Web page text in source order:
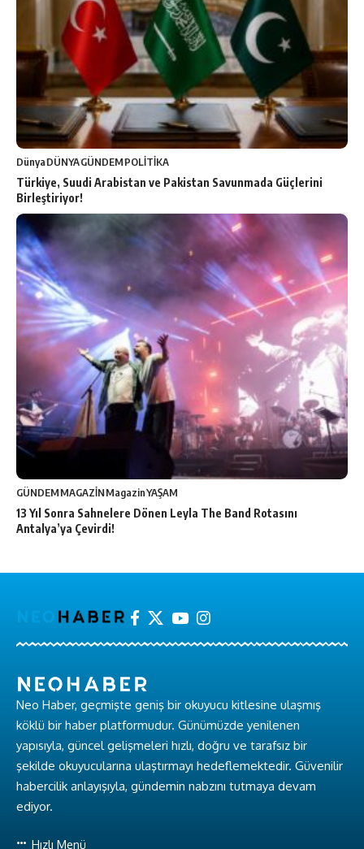
DünyaDÜNYAGÜNDEMPOLİTİKA
Türkiye, Suudi Arabistan ve Pakistan Savunmada Güçlerini
Birleştiriyor!
GÜNDEMMAGAZİNMagazinYAŞAM
13 Yıl Sonra Sahnelere Dönen Leyla The Band Rotasını
Antalya’ya Çevirdi!
Neo Haber, geçmişte geniş bir okuyucu kitlesine ulaşmış
köklü bir haber platformudur. Günümüzde yenilenen
yapısıyla, güncel gelişmeleri hızlı, doğru ve tarafsız bir
şekilde okuyucularına ulaştırmayı hedeflemektedir. Güvenilir
habercilik anlayışıyla, gündemin nabzını tutmaya devam
ediyor.
Hızlı Menü